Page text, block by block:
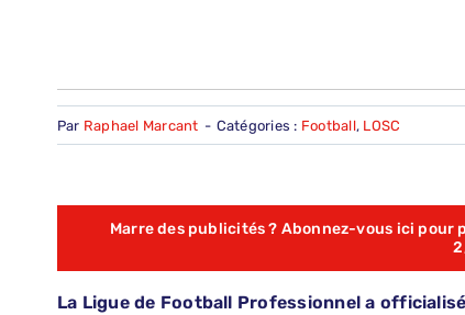
Par Raphael Marcant - Catégories : Football, LOSC
Marre des publicités ? Abonnez-vous ici
La Ligue de Football Professionnel a